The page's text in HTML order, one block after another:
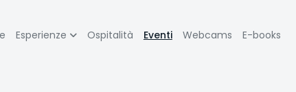
Esperienze Ospitalità Eventi Webcams E-books